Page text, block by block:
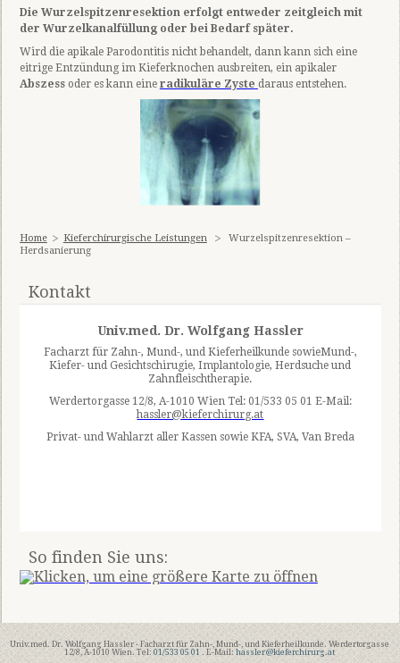
Die Wurzelspitzenresektion erfolgt entweder zeitgleich mit
der Wurzelkanalfüllung oder bei Bedarf später.
Wird die apikale Parodontitis nicht behandelt, dann kann sich eine
eitrige Entzündung im Kieferknochen ausbreiten, ein apikaler
Abszessoder es kann eine radikuläre Zyste daraus entstehen.
Home Kieferchirurgische Leistungen
Wurzelspitzenresektion –
Herdsanierung
Kontakt
Univ.med. Dr. Wolfgang Hassler
Facharzt für Zahn-, Mund-, und Kieferheilkunde sowieMund-,
Kiefer- und Gesichtschirugie, Implantologie, Herdsuche und
Zahnfleischtherapie.
Werdertorgasse 12/8, A-1010 Wien Tel: 01/533 05 01 E-Mail:
hassler@kieferchirurg.at
Privat- und Wahlarzt aller Kassen sowie KFA, SVA, Van Breda
So finden Sie uns:
Univ.med. Dr. Wolfgang Hassler - Facharzt für Zahn-, Mund-, und Kieferheilkunde. Werdertorgasse
12/8, A-1010 Wien. Tel:01/533 05 01 . E-Mail:hassler@kieferchirurg.at